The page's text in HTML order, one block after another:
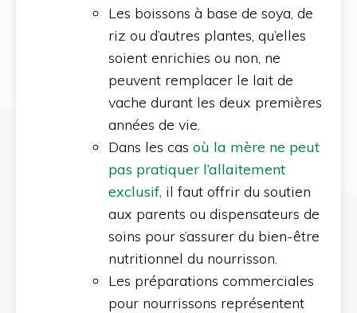
Les boissons à base de soya, de
riz ou d’autres plantes, qu’elles
soient enrichies ou non, ne
peuvent remplacer le lait de
vache durant les deux premières
années de vie.
Dans les cas où la mère ne peut
pas pratiquer l’allaitement
exclusif, il faut offrir du soutien
aux parents ou dispensateurs de
soins pour s’assurer du bien-être
nutritionnel du nourrisson.
Les préparations commerciales
pour nourrissons représentent